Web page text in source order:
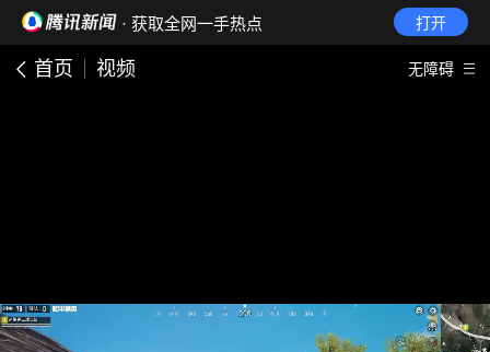
· 获取全网一手热点 打开
首页 视频 无障碍